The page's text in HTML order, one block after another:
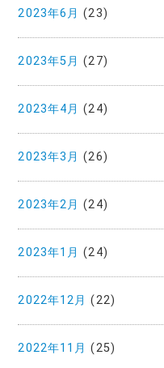
2023年6月 (23)
2023年5月 (27)
2023年4月 (24)
2023年3月 (26)
2023年2月 (24)
2023年1月 (24)
2022年12月 (22)
2022年11月 (25)